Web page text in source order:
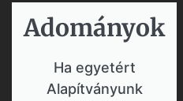
Adományok​
Ha egyetért
Alapítványunk